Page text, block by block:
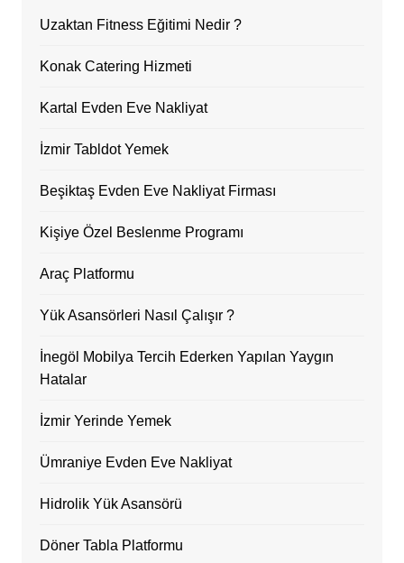
Uzaktan Fitness Eğitimi Nedir ?
Konak Catering Hizmeti
Kartal Evden Eve Nakliyat
İzmir Tabldot Yemek
Beşiktaş Evden Eve Nakliyat Firması
Kişiye Özel Beslenme Programı
Araç Platformu
Yük Asansörleri Nasıl Çalışır ?
İnegöl Mobilya Tercih Ederken Yapılan Yaygın
Hatalar
İzmir Yerinde Yemek
Ümraniye Evden Eve Nakliyat
Hidrolik Yük Asansörü
Döner Tabla Platformu